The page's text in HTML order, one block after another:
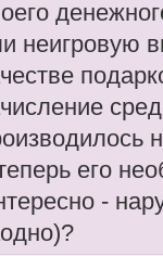
неигровую
его
-